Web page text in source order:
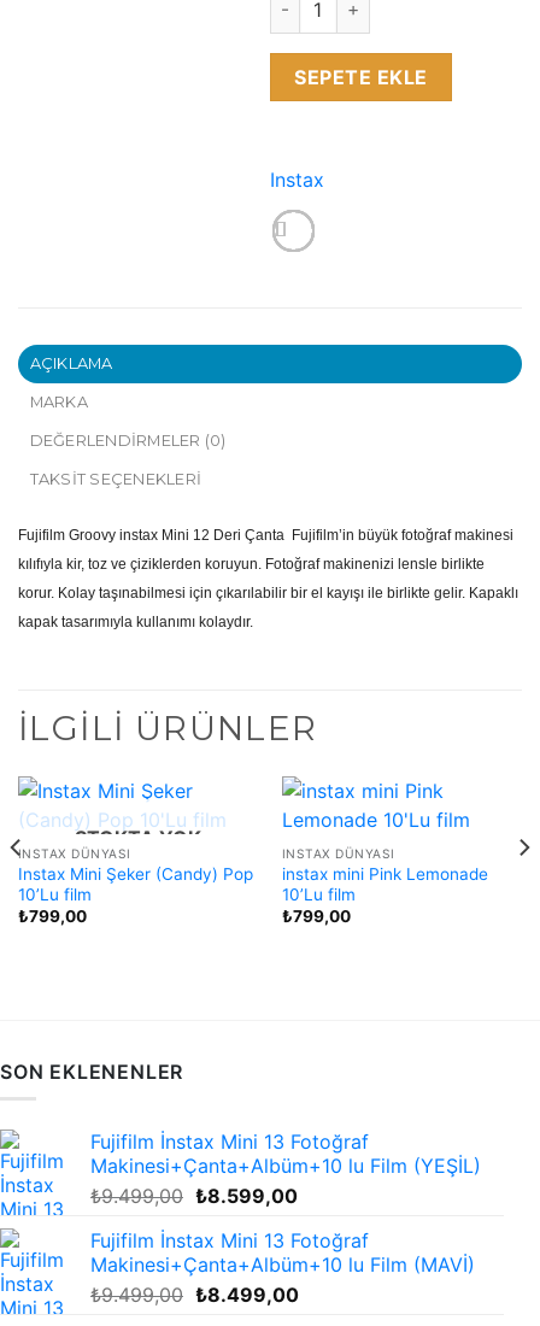
SEPETE EKLE
Instax
AÇIKLAMA
MARKA
DEĞERLENDIRMELER (0)
TAKSIT SEÇENEKLERI
Fujifilm Groovy instax Mini 12 Deri Çanta Fujifilm’in büyük fotoğraf makinesi
kılıfıyla kir, toz ve çiziklerden koruyun. Fotoğraf makinenizi lensle birlikte
korur. Kolay taşınabilmesi için çıkarılabilir bir el kayışı ile birlikte gelir. Kapaklı
kapak tasarımıyla kullanımı kolaydır.
İLGILI ÜRÜNLER
STOKTA YOK
INSTAX DÜNYASI
Instax Mini Şeker (Candy) Pop
10’Lu film
₺799,00
INSTAX DÜNYASI
instax mini Pink Lemonade
10’Lu film
₺799,00
SON EKLENENLER
Fujifilm İnstax Mini 13 Fotoğraf
Makinesi+Çanta+Albüm+10 lu Film (YEŞİL)
₺9.499,00 Orijinal
₺9.499,00.
₺8.599,00Şu
fiyat:
₺8.599,00.
Fujifilm İnstax Mini 13 Fotoğraf
Makinesi+Çanta+Albüm+10 lu Film (MAVİ)
₺9.499,00 Orijinal
₺8.499,00Şu